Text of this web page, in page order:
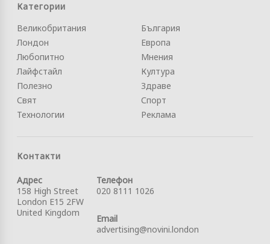
Категории
Великобритания
Лондон
Любопитно
Лайфстайл
Полезно
Свят
Технологии
България
Европа
Мнения
Култура
Здраве
Спорт
Реклама
Контакти
Адрес
158 High Street
London E15 2FW
United Kingdom
Телефон
020 8111 1026
Email
advertising@novini.london